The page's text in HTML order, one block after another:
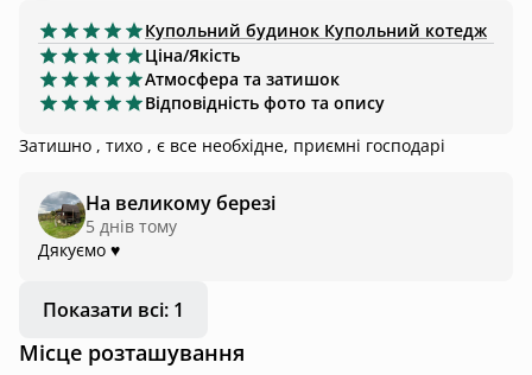
Купольний будинок Купольний котедж
Ціна/Якість
Атмосфера та затишок
Відповідність фото та опису
Затишно , тихо , є все необхідне, приємні господарі
На великому березі
5 днів тому
Дякуємо ♥️
Показати всі: 1
Місце розташування